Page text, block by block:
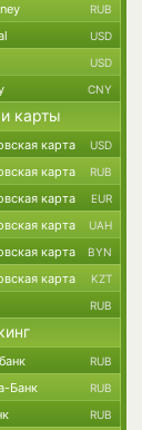
RUB
USD
USD
CNY
карты
карта USD
карта RUB
карта EUR
карта UAH
карта BYN
карта KZT
RUB
RUB
Банк RUB
RUB